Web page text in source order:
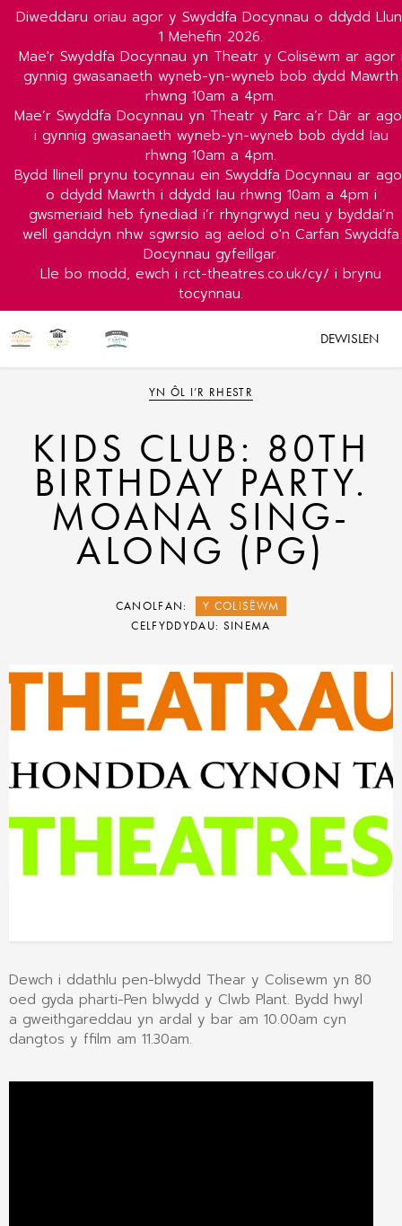
Diweddaru oriau agor y Swyddfa Docynnau o ddydd
1 Mehefin 2026.
Mae'r Swyddfa Docynnau yn Theatr y Colisëwm ar agor
gynnig gwasanaeth wyneb-yn-wyneb bob dydd Mawrth
rhwng 10am a 4pm.
Mae’r Swyddfa Docynnau yn Theatr y Parc a’r Dâr ar
i gynnig gwasanaeth wyneb-yn-wyneb bob dydd Iau
rhwng 10am a 4pm.
Bydd llinell prynu tocynnau ein Swyddfa Docynnau ar
o ddydd Mawrth i ddydd Iau rhwng 10am a 4pm i
gwsmeriaid heb fynediad i’r rhyngrwyd neu y byddai’n
well ganddyn nhw sgwrsio ag aelod o'n Carfan Swyddfa
Docynnau gyfeillgar.
Lle bo modd, ewch i rct-theatres.co.uk/cy/ i brynu
tocynnau.
DEWISLEN
YN ÔL I’R RHESTR
KIDS CLUB: 80TH
BIRTHDAY PARTY.
MOANA SING-
ALONG (PG)
CANOLFAN:
Y COLISËWM
CELFYDDYDAU: SINEMA
Dewch i ddathlu pen-blwydd Thear y Colisewm yn 80
oed gyda pharti-Pen blwydd y Clwb Plant. Bydd hwyl
a gweithgareddau yn ardal y bar am 10.00am cyn
dangtos y ffilm am 11.30am.